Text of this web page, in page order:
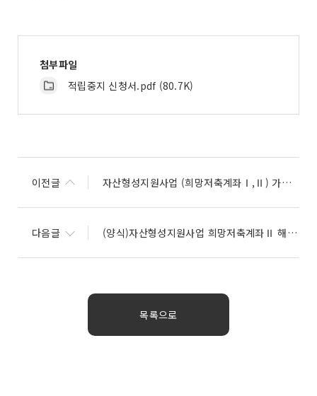
첨부파일
적립중지 신청서.pdf (80.7K)
이전글 자산형성지원사업 (희망저축계좌Ⅰ,Ⅱ) 가입자 교육 이수 안내
다음글 (양식)자산형성지원사업 희망저축계좌Ⅱ 해지 신청서류
목록으로